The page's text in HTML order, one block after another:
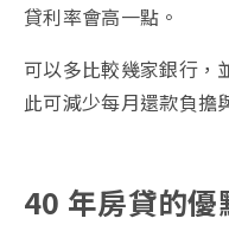
貸利率會高一點。
可以多比較幾家銀行，
此可減少每月還款負擔
40 年房貸的優